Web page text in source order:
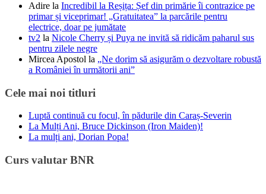
Adire la Incredibil la Reșița: Șef din primărie îi contrazice pe
primar și viceprimar! „Gratuitatea” la parcările pentru
electrice, doar pe jumătate
tv2 la Nicole Cherry și Puya ne invită să ridicăm paharul sus
pentru zilele negre
Mircea Apostol la „Ne dorim să asigurăm o dezvoltare robustă
a României în următorii ani”
Cele mai noi titluri
Luptă continuă cu focul, în pădurile din Caraș-Severin
La Mulți Ani, Bruce Dickinson (Iron Maiden)!
La mulți ani, Dorian Popa!
Curs valutar BNR